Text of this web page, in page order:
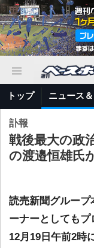
トップ ニュース
訃報
戦後最大の政
の渡邉恒雄氏
読売新聞グループ
ーナーとしてもプ
12月19日午前2時